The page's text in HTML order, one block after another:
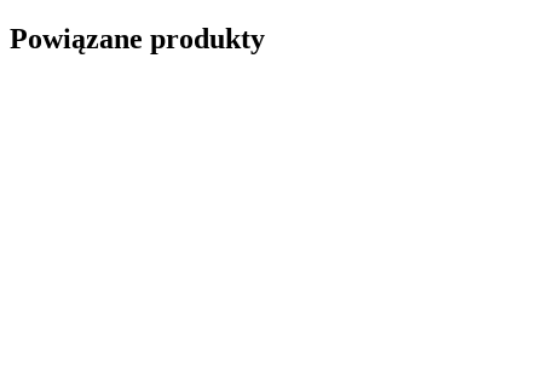
Powiązane produkty